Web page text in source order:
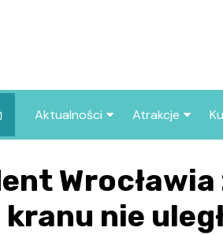
Aktualności
Wszystkie wpisy
Atrakcje
we Wrocławiu
Co warto
Wrocławiu?
kranu nie